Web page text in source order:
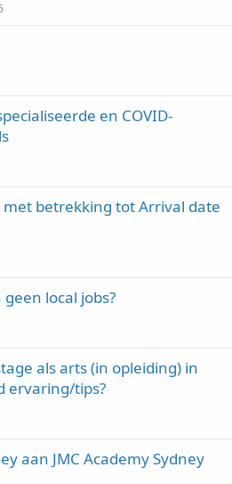
en COVID-
betrekking tot Arrival date
local jobs?
als arts (in opleiding) in
ervaring/tips?
aan JMC Academy Sydney